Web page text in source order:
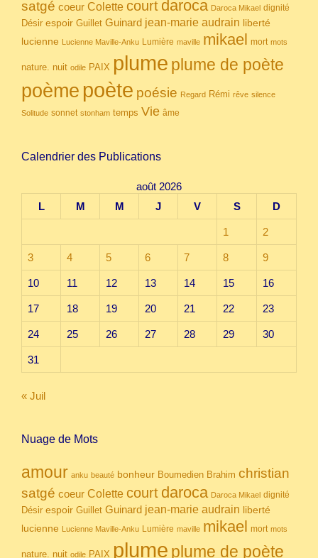
satgé coeur Colette court daroca Daroca Mikael dignité
Désir espoir Guillet Guinard jean-marie audrain liberté
lucienne Lucienne Maville-Anku Lumière maville mikael mort mots
nature. nuit odile PAIX plume plume de poète
poème poète poésie Regard Rémi rêve silence
Solitude sonnet stonham temps Vie âme
Calendrier des Publications
août 2026
L
M M J V S D
1 2
3 4 5 6 7 8 9
10 11 12 13 14 15 16
17 18 19 20 21 22 23
24 25 26 27 28 29 30
31
« Juil
Nuage de Mots
amour anku beauté bonheur Boumedien Brahim christian
satgé coeur Colette court daroca Daroca Mikael dignité
Désir espoir Guillet Guinard jean-marie audrain liberté
lucienne Lucienne Maville-Anku Lumière maville mikael mort mots
nature. nuit odile PAIX plume plume de poète